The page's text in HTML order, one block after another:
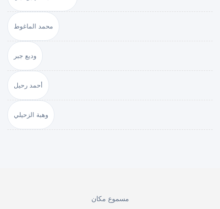
محمد الماغوط
وديع جبر
أحمد رحيل
وهبة الزحيلي
مسموع مكان